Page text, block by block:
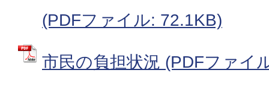
(PDFファイル: 72.1KB)
市民の負担状況 (PDFファイ